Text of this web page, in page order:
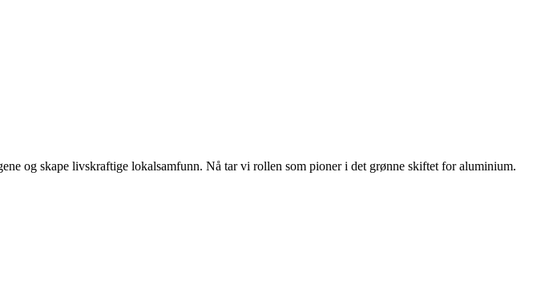
og skape livskraftige lokalsamfunn. Nå tar vi rollen som pioner i det grønne skiftet for aluminium.